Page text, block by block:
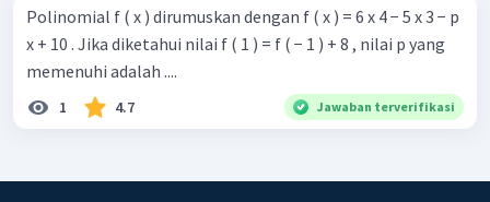
Polinomial f ( x ) dirumuskan dengan f ( x ) = 6 x 4 − 5 x 3 − p
x + 10 . Jika diketahui nilai f ( 1 ) = f ( − 1 ) + 8 , nilai p yang
memenuhi adalah ....
1 4.7 Jawaban terverifikasi